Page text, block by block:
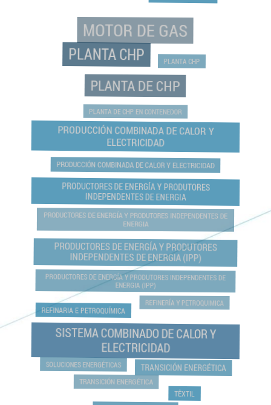
MOTOR DE GAS
PLANTA CHP PLANTA CHP
PLANTA DE CHP
PLANTA DE CHP EN CONTENEDOR
PRODUCCIÓN COMBINADA DE CALOR Y
ELECTRICIDAD
PRODUCCIÓN COMBINADA DE CALOR Y ELECTRICIDAD
PRODUCTORES DE ENERGÍA Y PRODUTORES
INDEPENDENTES DE ENERGIA
PRODUCTORES DE ENERGÍA Y PRODUTORES INDEPENDENTES DE
ENERGIA
PRODUCTORES DE ENERGÍA Y PRODUTORES
INDEPENDENTES DE ENERGIA (IPP)
PRODUCTORES DE ENERGÍA Y PRODUTORES INDEPENDENTES DE
ENERGIA (IPP)
REFINARIA E PETROQUÍMICA
REFINERÍA Y PETROQUIMICA
SISTEMA COMBINADO DE CALOR Y
ELECTRICIDAD
SOLUCIONES ENERGÉTICAS TRANSICIÓN ENERGÉTICA
TRANSICIÓN ENERGÉTICA
TÊXTIL